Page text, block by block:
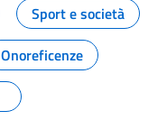
Sport e società
Onoreficenze